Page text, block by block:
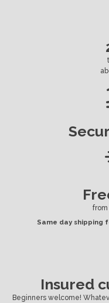
Same day
Insured
Beginners welcome!